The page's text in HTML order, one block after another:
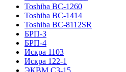
Toshiba BC-1260
Toshiba BC-1414
Toshiba BC-8112SR
БРП-3
БРП-4
Искра 1103
Искра 122-1
ЭКВМ С3-15